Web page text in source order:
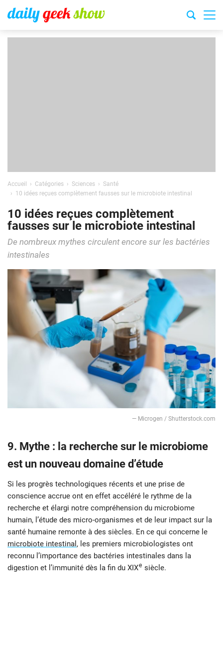
Accueil Catégories Sciences
Santé
10 idées reçues complètement fausses sur le microbiote intestinal
10 idées reçues complètement
fausses sur le microbiote intestinal
De nombreux mythes circulent encore sur les bactéries
intestinales
— Microgen / Shutterstock.com
9. Mythe : la recherche sur le microbiome
est un nouveau domaine d’étude
Si les progrès technologiques récents et une prise de
conscience accrue ont en effet accéléré le rythme de la
recherche et élargi notre compréhension du microbiome
humain, l’étude des micro-organismes et de leur impact sur la
santé humaine remonte à des siècles. En ce qui concerne le
microbiote intestinal , les premiers microbiologistes ont
reconnu l’importance des bactéries intestinales dans la
digestion et l’immunité dès la fin du XIXe siècle.